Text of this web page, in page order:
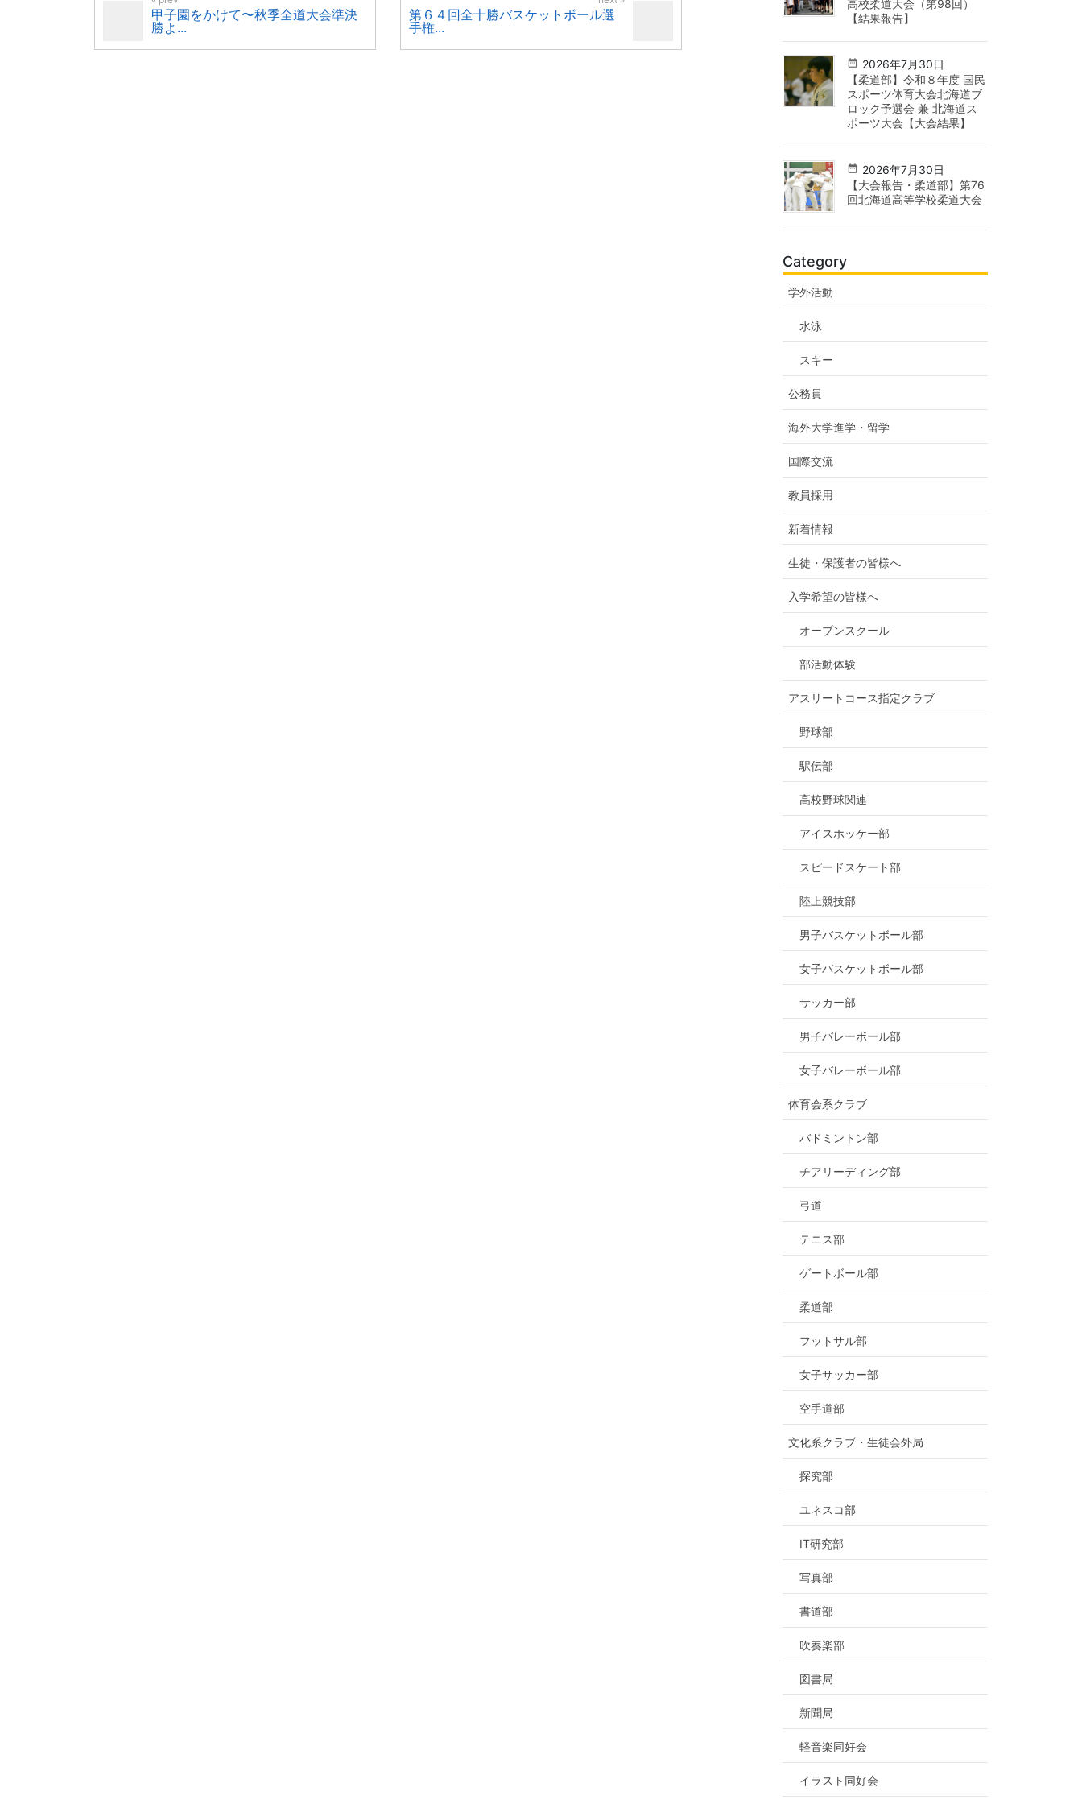
甲子園をかけて〜秋季全道大会準決
勝よ...
第６４回全十勝バスケットボール選
手権...
高校柔道大会（第98回）
【結果報告】
2026年7月30日
【柔道部】令和８年度 国民
スポーツ体育大会北海道ブ
ロック予選会 兼 北海道ス
ポーツ大会【大会結果】
2026年7月30日
【大会報告・柔道部】第76
回北海道高等学校柔道大会
Category
学外活動
水泳
スキー
公務員
海外大学進学・留学
国際交流
教員採用
新着情報
生徒・保護者の皆様へ
入学希望の皆様へ
オープンスクール
部活動体験
アスリートコース指定クラブ
野球部
駅伝部
高校野球関連
アイスホッケー部
スピードスケート部
陸上競技部
男子バスケットボール部
女子バスケットボール部
サッカー部
男子バレーボール部
女子バレーボール部
体育会系クラブ
バドミントン部
チアリーディング部
弓道
テニス部
ゲートボール部
柔道部
フットサル部
女子サッカー部
空手道部
文化系クラブ・生徒会外局
探究部
ユネスコ部
IT研究部
写真部
書道部
吹奏楽部
図書局
新聞局
軽音楽同好会
イラスト同好会